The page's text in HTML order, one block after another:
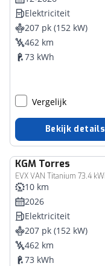
Elektriciteit
207 pk (152 kW)
462 km
73 kWh
Vergelijk
Bekijk details
KGM Torres
Bedrijfswagen
10 km
2026
Elektriciteit
207 pk (152 kW)
462 km
73 kWh